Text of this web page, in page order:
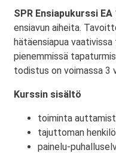
SPR Ensiapukurssi EA
ensiavun aiheita.
hätäensiapua
pienemmissä
todistus on voimassa 3
Kurssin sisältö
toiminta
tajuttoman
painelu-